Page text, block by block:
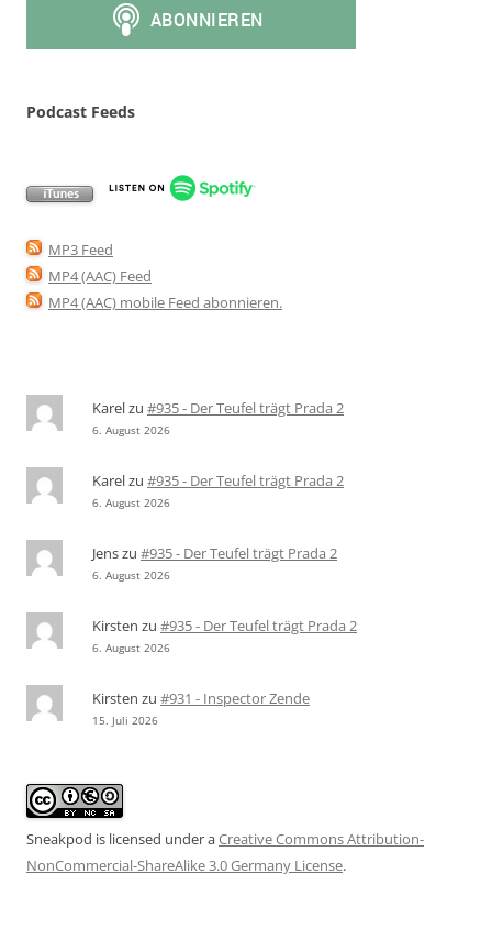
Podcast Feeds
MP3 Feed
MP4 (AAC) Feed
MP4 (AAC) mobile Feed abonnieren.
Karelzu #935 - Der Teufel trägt Prada 2
6. August 2026
Karelzu #935 - Der Teufel trägt Prada 2
6. August 2026
Jenszu #935 - Der Teufel trägt Prada 2
6. August 2026
Kirsten zu #935 - Der Teufel trägt Prada 2
6. August 2026
Kirsten zu #931 - Inspector Zende
15. Juli 2026
Sneakpod is licensed under aCreative Commons Attribution-
NonCommercial-ShareAlike 3.0 Germany License.